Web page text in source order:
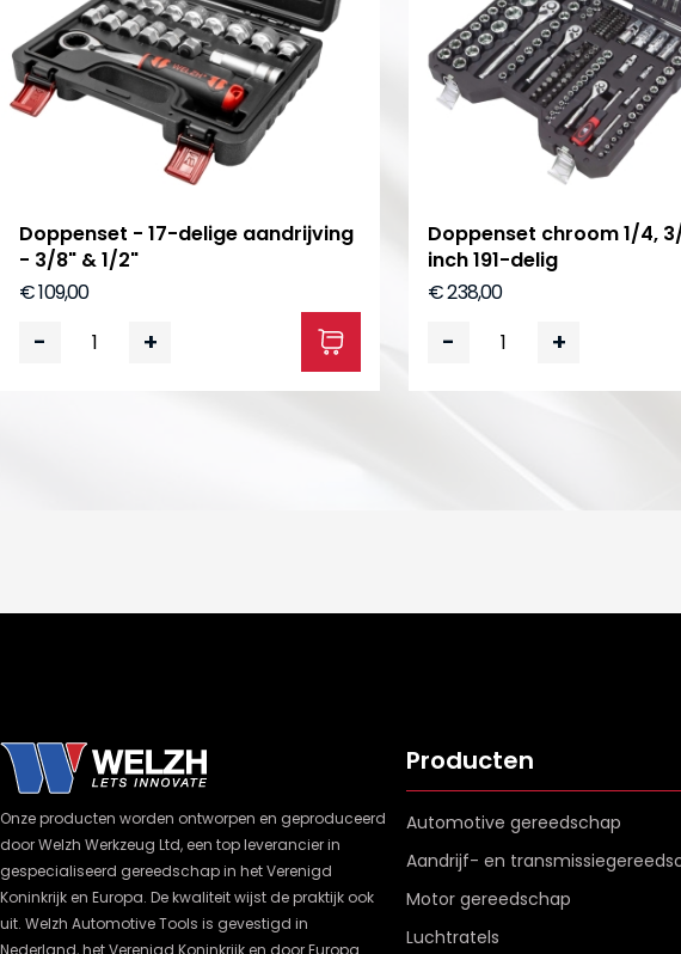
Doppenset - 17-delige aandrijving
- 3/8" & 1/2"
€ 109,00
- +
Doppenset chroom 1/4,
inch 191-delig
€ 238,00
- +
Onze producten worden ontworpen en geproduceerd
door Welzh Werkzeug Ltd, een top leverancier in
gespecialiseerd gereedschap in het Verenigd
Koninkrijk en Europa. De kwaliteit wijst de praktijk ook
uit. Welzh Automotive Tools is gevestigd in
Nederland, het Verenigd Koninkrijk en door Europa.
Producten
Automotive gereedschap
Aandrijf- en
Motor gereedschap
Luchtratels